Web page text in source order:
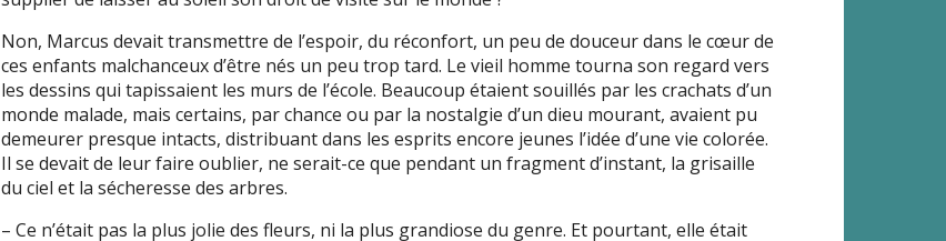
Non, Marcus devait transmettre de l’espoir, du réconfort, un peu de douceur dans le cœur de
ces enfants malchanceux d’être nés un peu trop tard. Le vieil homme tourna son regard vers
les dessins qui tapissaient les murs de l’école. Beaucoup étaient souillés par les crachats d’un
monde malade, mais certains, par chance ou par la nostalgie d’un dieu mourant, avaient pu
demeurer presque intacts, distribuant dans les esprits encore jeunes l’idée d’une vie colorée.
Il se devait de leur faire oublier, ne serait-ce que pendant un fragment d’instant, la grisaille
du ciel et la sécheresse des arbres.
– Ce n’était pas la plus jolie des fleurs, ni la plus grandiose du genre. Et pourtant, elle était